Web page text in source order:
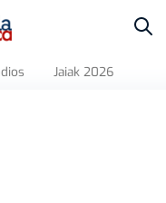
Jaiak 2026